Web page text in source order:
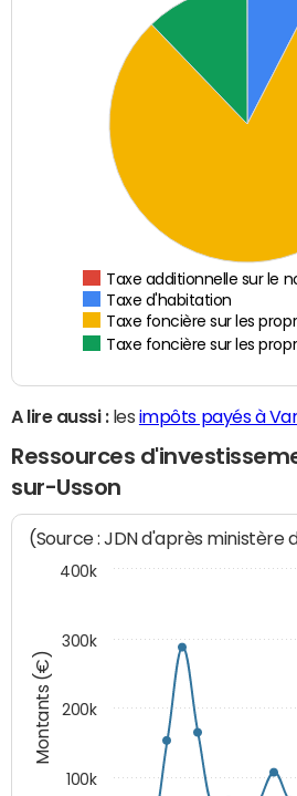
Taxe additionnelle sur le
Taxe d'habitation
Taxe foncière sur les
Taxe foncière sur les
A lire aussi :les impôts payés à
Ressources
sur-Usson
Montants (€)
(Source : JDN d'après ministère
100k
200k
300k
400k